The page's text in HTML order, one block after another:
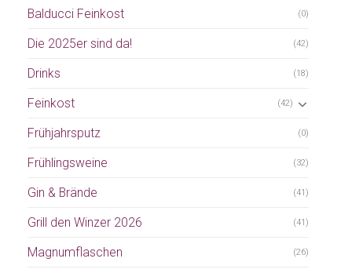
Balducci Feinkost (0)
Die 2025er sind da! (42)
Drinks (18)
Feinkost (42)
Frühjahrsputz (0)
Frühlingsweine (32)
Gin & Brände (41)
Grill den Winzer 2026 (41)
Magnumflaschen (26)